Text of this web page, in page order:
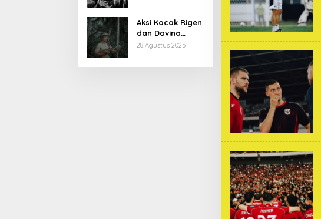
Aksi Kocak Rigen
dan Davina
Karamoy di Film
28 Agustus 2025